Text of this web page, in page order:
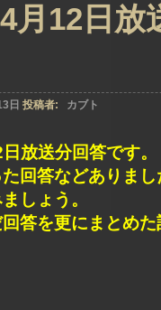
月12日放
日 投稿者: カブト
放送分回答です。
回答などありま
しょう。
答を更にまとめ